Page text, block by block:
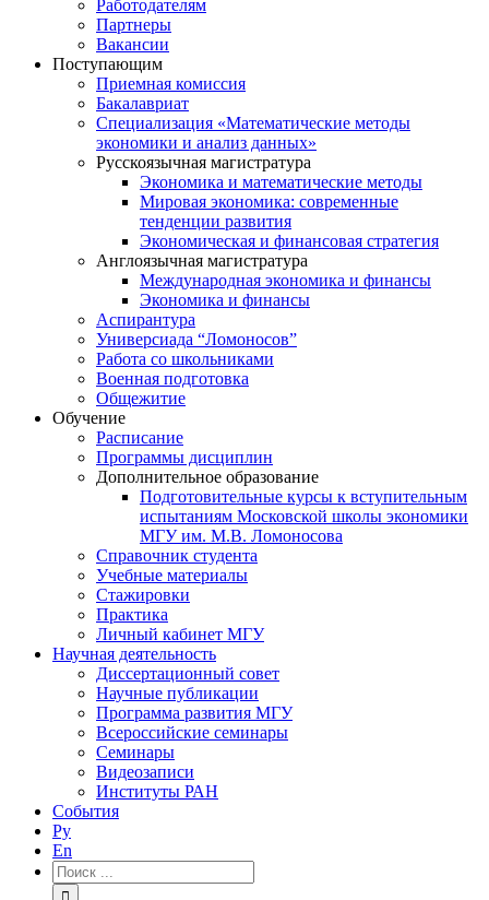
Работодателям
Партнеры
Вакансии
Поступающим
Приемная комиссия
Бакалавриат
Специализация «Математические методы
экономики и анализ данных»
Русскоязычная магистратура
Экономика и математические методы
Мировая экономика: современные
тенденции развития
Экономическая и финансовая стратегия
Англоязычная магистратура
Международная экономика и финансы
Экономика и финансы
Аспирантура
Универсиада “Ломоносов”
Работа со школьниками
Военная подготовка
Общежитие
Обучение
Расписание
Программы дисциплин
Дополнительное образование
Подготовительные курсы к вступительным
испытаниям Московской школы экономики
МГУ им. М.В. Ломоносова
Справочник студента
Учебные материалы
Стажировки
Практика
Личный кабинет МГУ
Научная деятельность
Диссертационный совет
Научные публикации
Программа развития МГУ
Всероссийские семинары
Семинары
Видеозаписи
Институты РАН
События
Ру
En
Результат
поиска: